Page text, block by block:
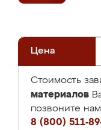
Цена
Стоимость
материалов
позвоните
8 (800) 511-